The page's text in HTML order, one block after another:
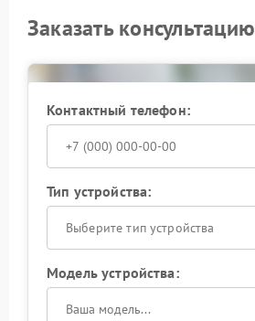
Заказать консультацию
Контактный телефон:
Тип устройства:
Выберите тип устройства
Модель устройства: